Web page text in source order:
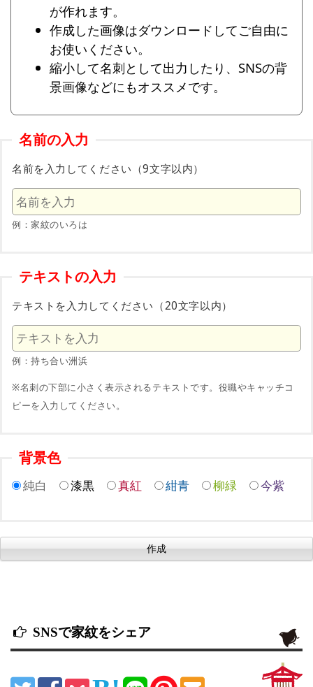
が作れます。
作成した画像はダウンロードしてご自由に
お使いください。
縮小して名刺として出力したり、SNSの背
景画像などにもオススメです。
名前の入力
名前を入力してください（9文字以内）
例：家紋のいろは
テキストの入力
テキストを入力してください（20文字以内）
例：持ち合い洲浜
※名刺の下部に小さく表示されるテキストです。役職やキャッチコ
ピーを入力してください。
背景色
純白 漆黒 真紅 紺青 柳緑 今紫
SNSで家紋をシェア